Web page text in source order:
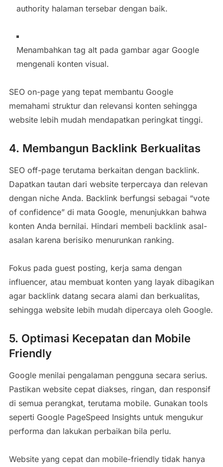
authority halaman tersebar dengan baik.
Menambahkan tag alt pada gambar agar Google
mengenali konten visual.
SEO on-page yang tepat membantu Google
memahami struktur dan relevansi konten sehingga
website lebih mudah mendapatkan peringkat tinggi.
4. Membangun Backlink Berkualitas
SEO off-page terutama berkaitan dengan backlink.
Dapatkan tautan dari website terpercaya dan relevan
dengan niche Anda. Backlink berfungsi sebagai “vote
of confidence” di mata Google, menunjukkan bahwa
konten Anda bernilai. Hindari membeli backlink asal-
asalan karena berisiko menurunkan ranking.
Fokus pada guest posting, kerja sama dengan
influencer, atau membuat konten yang layak dibagikan
agar backlink datang secara alami dan berkualitas,
sehingga website lebih mudah dipercaya oleh Google.
5. Optimasi Kecepatan dan Mobile
Friendly
Google menilai pengalaman pengguna secara serius.
Pastikan website cepat diakses, ringan, dan responsif
di semua perangkat, terutama mobile. Gunakan tools
seperti Google PageSpeed Insights untuk mengukur
performa dan lakukan perbaikan bila perlu.
Website yang cepat dan mobile-friendly tidak hanya